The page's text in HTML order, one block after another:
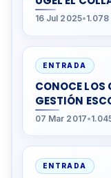
16 Jul 2025•
ENTRADA
CONOCE LOS
GESTIÓN
07 Mar 2017•
ENTRADA